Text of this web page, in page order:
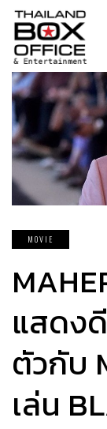
MOVIE
แสดง
ตัวกับ
เล่น